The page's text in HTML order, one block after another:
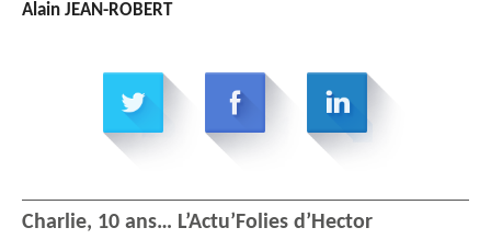
Alain JEAN-ROBERT
Charlie, 10 ans… L’Actu’Folies d’Hector